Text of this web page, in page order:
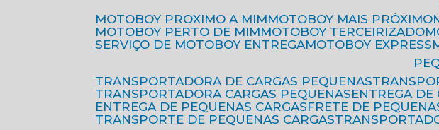
MOTOBOY PROXIMO A MIM
MOTOBOY MAIS PRÓXIMO
MOTOBOY PERTO DE MIM
MOTOBOY TERCEIRIZADO
SERVIÇO DE MOTOBOY ENTREGA
MOTOBOY EXPRESS
TRANSPORTADORA DE CARGAS PEQUENAS
TRANSPORTADORA CARGAS PEQUENAS
ENTREGA
ENTREGA DE PEQUENAS CARGAS
FRETE DE
TRANSPORTE DE PEQUENAS CARGAS